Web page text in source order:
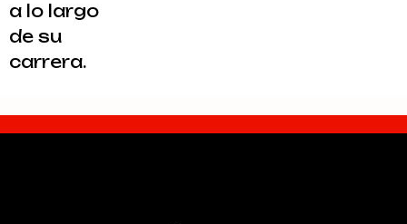
a lo largo
de su
carrera.